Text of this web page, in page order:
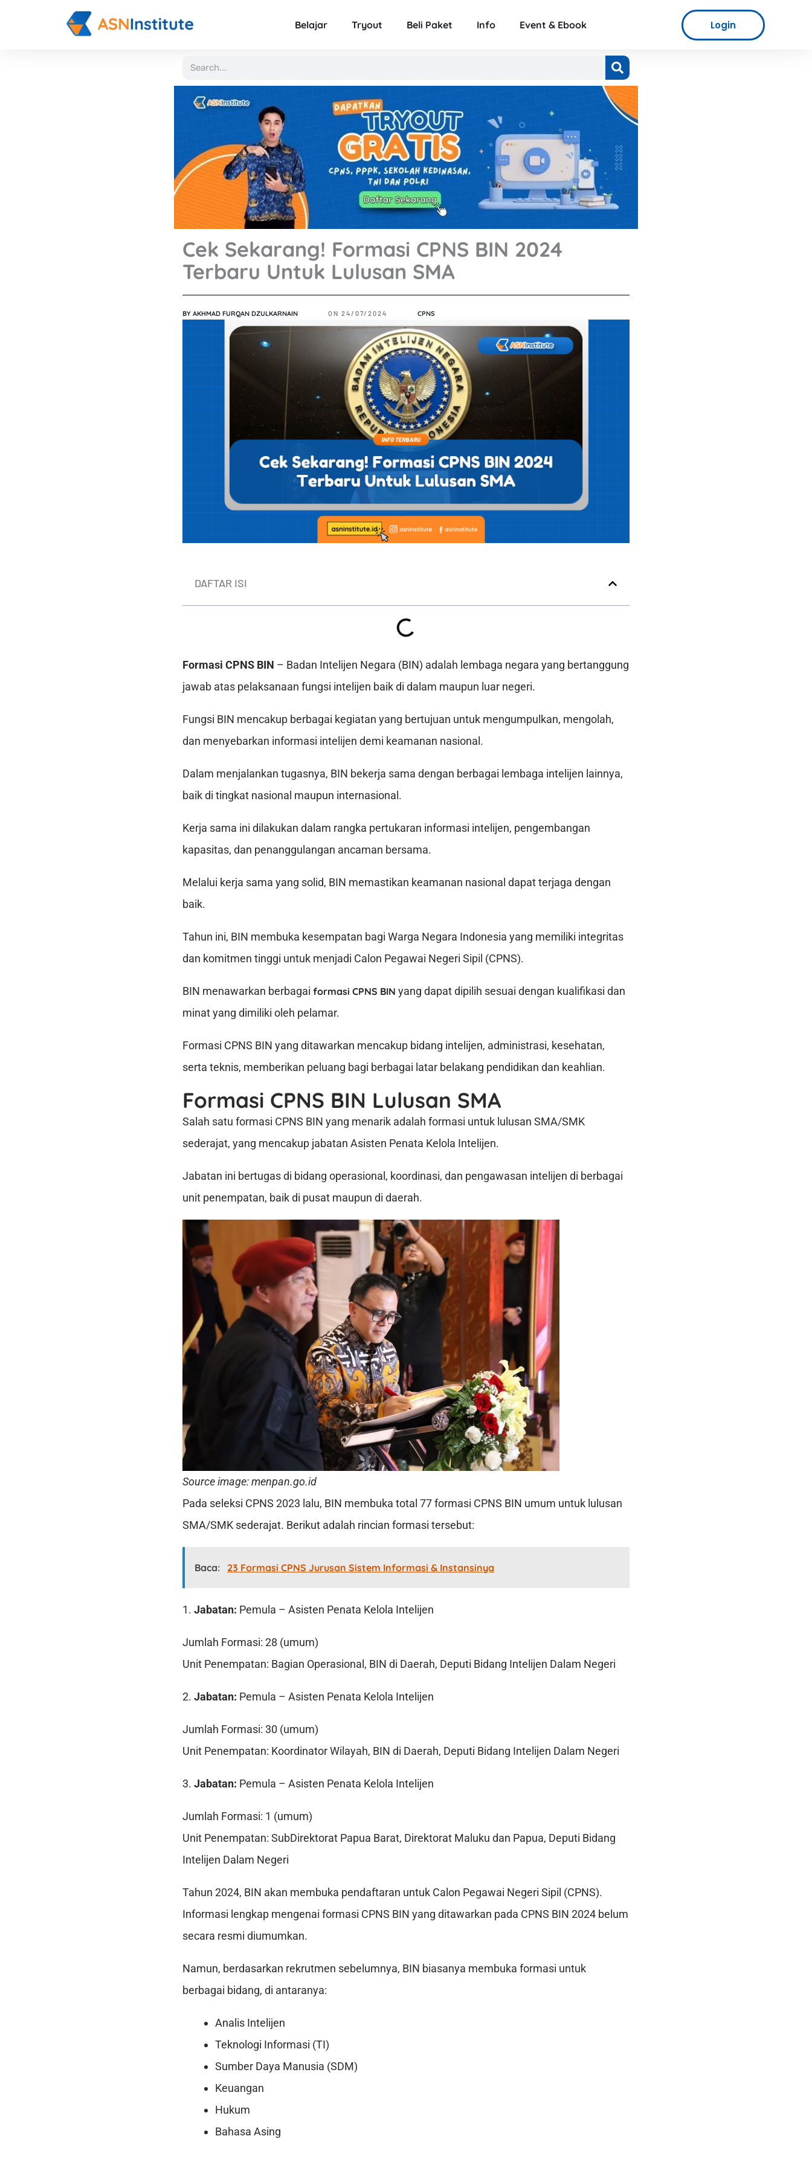
Belajar Tryout Beli Paket Info Event & Ebook Login
Search
Cek Sekarang! Formasi CPNS BIN 2024
Terbaru Untuk Lulusan SMA
BY AKHMAD FURQAN DZULKARNAIN ON 24/07/2024 CPNS
DAFTAR ISI
Formasi CPNS BIN – Badan Intelijen Negara (BIN) adalah lembaga negara yang bertanggung
jawab atas pelaksanaan fungsi intelijen baik di dalam maupun luar negeri.
Fungsi BIN mencakup berbagai kegiatan yang bertujuan untuk mengumpulkan, mengolah,
dan menyebarkan informasi intelijen demi keamanan nasional.
Dalam menjalankan tugasnya, BIN bekerja sama dengan berbagai lembaga intelijen lainnya,
baik di tingkat nasional maupun internasional.
Kerja sama ini dilakukan dalam rangka pertukaran informasi intelijen, pengembangan
kapasitas, dan penanggulangan ancaman bersama.
Melalui kerja sama yang solid, BIN memastikan keamanan nasional dapat terjaga dengan
baik.
Tahun ini, BIN membuka kesempatan bagi Warga Negara Indonesia yang memiliki integritas
dan komitmen tinggi untuk menjadi Calon Pegawai Negeri Sipil (CPNS).
BIN menawarkan berbagai formasi CPNS BIN yang dapat dipilih sesuai dengan kualifikasi dan
minat yang dimiliki oleh pelamar.
Formasi CPNS BIN yang ditawarkan mencakup bidang intelijen, administrasi, kesehatan,
serta teknis, memberikan peluang bagi berbagai latar belakang pendidikan dan keahlian.
Formasi CPNS BIN Lulusan SMA
Salah satu formasi CPNS BIN yang menarik adalah formasi untuk lulusan SMA/SMK
sederajat, yang mencakup jabatan Asisten Penata Kelola Intelijen.
Jabatan ini bertugas di bidang operasional, koordinasi, dan pengawasan intelijen di berbagai
unit penempatan, baik di pusat maupun di daerah.
Source image: menpan.go.id
Pada seleksi CPNS 2023 lalu, BIN membuka total 77 formasi CPNS BIN umum untuk lulusan
SMA/SMK sederajat. Berikut adalah rincian formasi tersebut:
Baca: 23 Formasi CPNS Jurusan Sistem Informasi & Instansinya
1. Jabatan: Pemula – Asisten Penata Kelola Intelijen
Jumlah Formasi: 28 (umum)
Unit Penempatan: Bagian Operasional, BIN di Daerah, Deputi Bidang Intelijen Dalam Negeri
2. Jabatan: Pemula – Asisten Penata Kelola Intelijen
Jumlah Formasi: 30 (umum)
Unit Penempatan: Koordinator Wilayah, BIN di Daerah, Deputi Bidang Intelijen Dalam Negeri
3. Jabatan: Pemula – Asisten Penata Kelola Intelijen
Jumlah Formasi: 1 (umum)
Unit Penempatan: SubDirektorat Papua Barat, Direktorat Maluku dan Papua, Deputi Bidang
Intelijen Dalam Negeri
Tahun 2024, BIN akan membuka pendaftaran untuk Calon Pegawai Negeri Sipil (CPNS).
Informasi lengkap mengenai formasi CPNS BIN yang ditawarkan pada CPNS BIN 2024 belum
secara resmi diumumkan.
Namun, berdasarkan rekrutmen sebelumnya, BIN biasanya membuka formasi untuk
berbagai bidang, di antaranya:
Analis Intelijen
Teknologi Informasi (TI)
Sumber Daya Manusia (SDM)
Keuangan
Hukum
Bahasa Asing